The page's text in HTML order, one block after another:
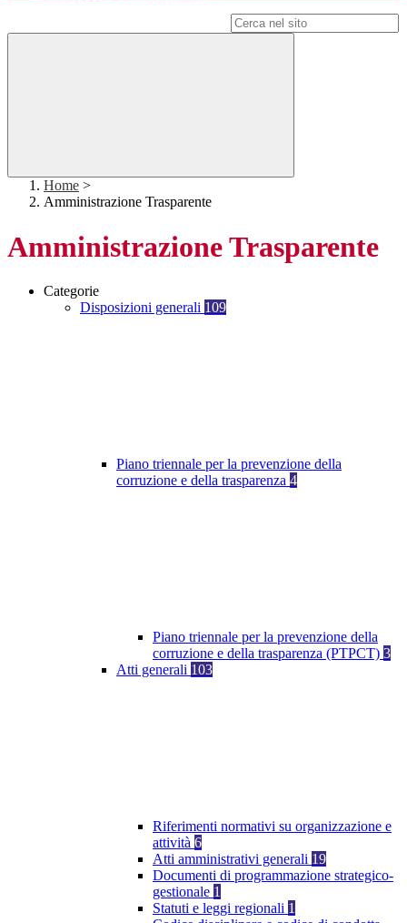
Home >
Amministrazione Trasparente
Amministrazione Trasparente
Categorie
Disposizioni generali 109
Piano triennale per la prevenzione della
corruzione e della trasparenza 4
Piano triennale per la prevenzione della
corruzione e della trasparenza (PTPCT) 3
Atti generali 103
Riferimenti normativi su organizzazione e
attività 6
Atti amministrativi generali 19
Documenti di programmazione strategico-
gestionale 1
Statuti e leggi regionali 1